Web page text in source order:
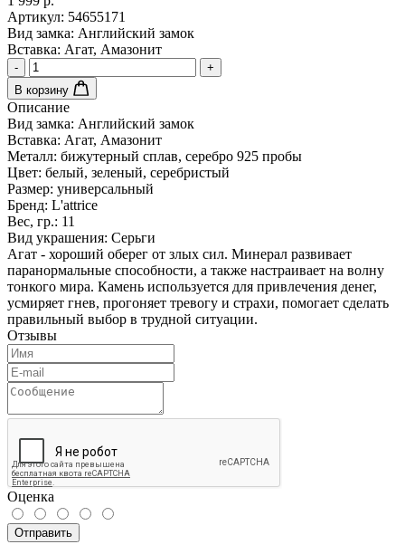
Артикул: 54655171
Вид замка: Английский замок
Вставка: Агат, Амазонит
-
+
В корзину
Описание
Вид замка: Английский замок
Вставка: Агат, Амазонит
Металл: бижутерный сплав, серебро 925 пробы
Цвет: белый, зеленый, серебристый
Размер: универсальный
Бренд: L'attrice
Вес, гр.: 11
Вид украшения: Серьги
Агат - хороший оберег от злых сил. Минерал развивает
паранормальные способности, а также настраивает на волну
тонкого мира. Камень используется для привлечения денег,
усмиряет гнев, прогоняет тревогу и страхи, помогает сделать
правильный выбор в трудной ситуации.
Отзывы
Оценка
Отправить